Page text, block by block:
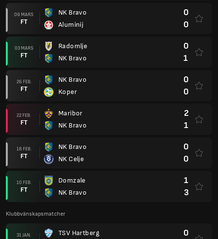
09 MARS
FT
NK Bravo
Aluminij
0
0
03 MARS
FT
Radomlje
NK Bravo
0
1
26 FEB.
FT
NK Bravo
Koper
0
0
22 FEB.
FT
Maribor
NK Bravo
2
1
18 FEB.
FT
NK Bravo
NK Celje
0
0
10 FEB.
FT
Domzale
NK Bravo
1
3
Klubbvänskapsmatcher
31 JAN. TSV Hartberg 0